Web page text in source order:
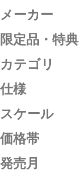
メーカー
限定品・特典
カテゴリ
仕様
スケール
価格帯
発売月